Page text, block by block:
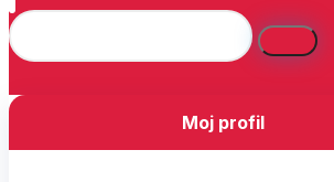
Moj profil